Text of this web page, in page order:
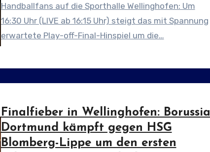
Handballfans auf die Sporthalle Wellinghofen: Um
16:30 Uhr (LIVE ab 16:15 Uhr) steigt das mit Spannung
erwartete Play-off-Final-Hinspiel um die…
Finalfieber in Wellinghofen: Borussia
Dortmund kämpft gegen HSG
Blomberg-Lippe um den ersten